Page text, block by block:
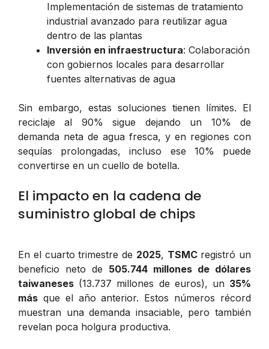
Implementación de sistemas de tratamiento
industrial avanzado para reutilizar agua
dentro de las plantas
Inversión en infraestructura: Colaboración
con gobiernos locales para desarrollar
fuentes alternativas de agua
Sin embargo, estas soluciones tienen límites. El
reciclaje al 90% sigue dejando un 10% de
demanda neta de agua fresca, y en regiones con
sequías prolongadas, incluso ese 10% puede
convertirse en un cuello de botella.
El impacto en la cadena de
suministro global de chips
En el cuarto trimestre de 2025, TSMCregistró un
beneficio neto de 505.744 millones de dólares
taiwaneses (13.737 millones de euros), un 35%
más que el año anterior. Estos números récord
muestran una demanda insaciable, pero también
revelan poca holgura productiva.